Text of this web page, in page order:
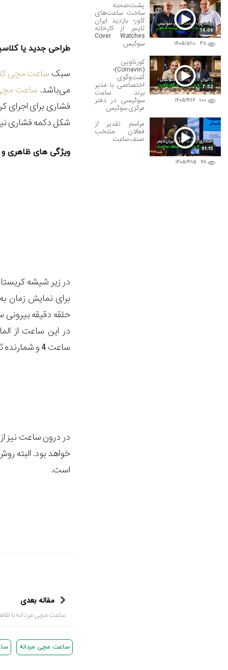
طراحی جدید یا
سبک ساعت مچی
می‌باشد. ساعت
فشاری برای اجرای
شکل دکمه فشاری
ویژگی های ظاهری
در زیر شیشه
برای نمایش زمان
حلقه دقیقه
ساعت 4 و شمارنده ثانیه کوچک در ساعت 7 استفاده شده است.
است.
مقاله بعدی
ساعت مچی مردانه با
ساعت مچی مردانه
۳۸ ۱۴۰۵/۵/۱۰
14:06
پشت‌صحنه
ساخت ساعت‌های
کاور؛ بازدید ایران
تایمر از کارخانه
Cover Watches
سوئیس
۱۰۰ ۱۴۰۵/۴/۱۶
7:52
کورناوین
(Cornavin)؛
گفت‌وگوی
اختصاصی با مدیر
برند ساعت
سوئیسی در دفتر
مرکزی سوئیس
۴۸ ۱۴۰۵/۴/۱۵
01:15
مراسم تقدیر از
فعالان منتخب
صنف ساعت